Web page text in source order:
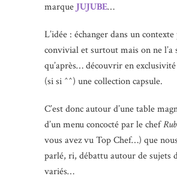
marqueJUJUBE…
L’idée : échanger dans un contexte
convivial et surtout mais on ne l’a
qu’après… découvrir en
(si si ^^) une collection capsule.
C’est donc autour d’une table
d’un menu concocté par le chef
vous avez vu Top Chef…) que
parlé, ri, débattu autour de sujets
variés…